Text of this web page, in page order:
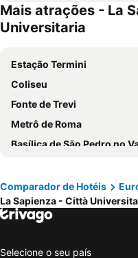
Hotel Gioberti
NH Roma Villa Carpegna
Hotel Roma Tor Vergata
Hotel Mosaic Central Rome
H10 Roma Città
Occidental Aurelia
Best Western Globus Hotel
Hotel Giglio Dell'Opera
Hotel Accademia
Hotel Cilicia
Mais atrações - La
Universitaria
Estação Termini
Coliseu
Fonte de Trevi
Metrô de Roma
Basílica de São Pedro no
Praça de Espanha
Panteão
Naples Central Station
Comparador de Hotéis
La Sapienza - Città
Selecione o seu país